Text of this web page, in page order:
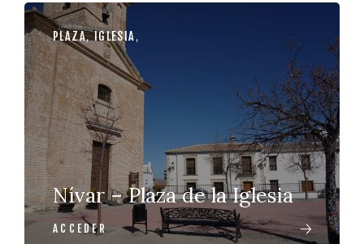
PLAZA,IGLESIA,
Nívar – Plaza de la Iglesia
ACCEDER